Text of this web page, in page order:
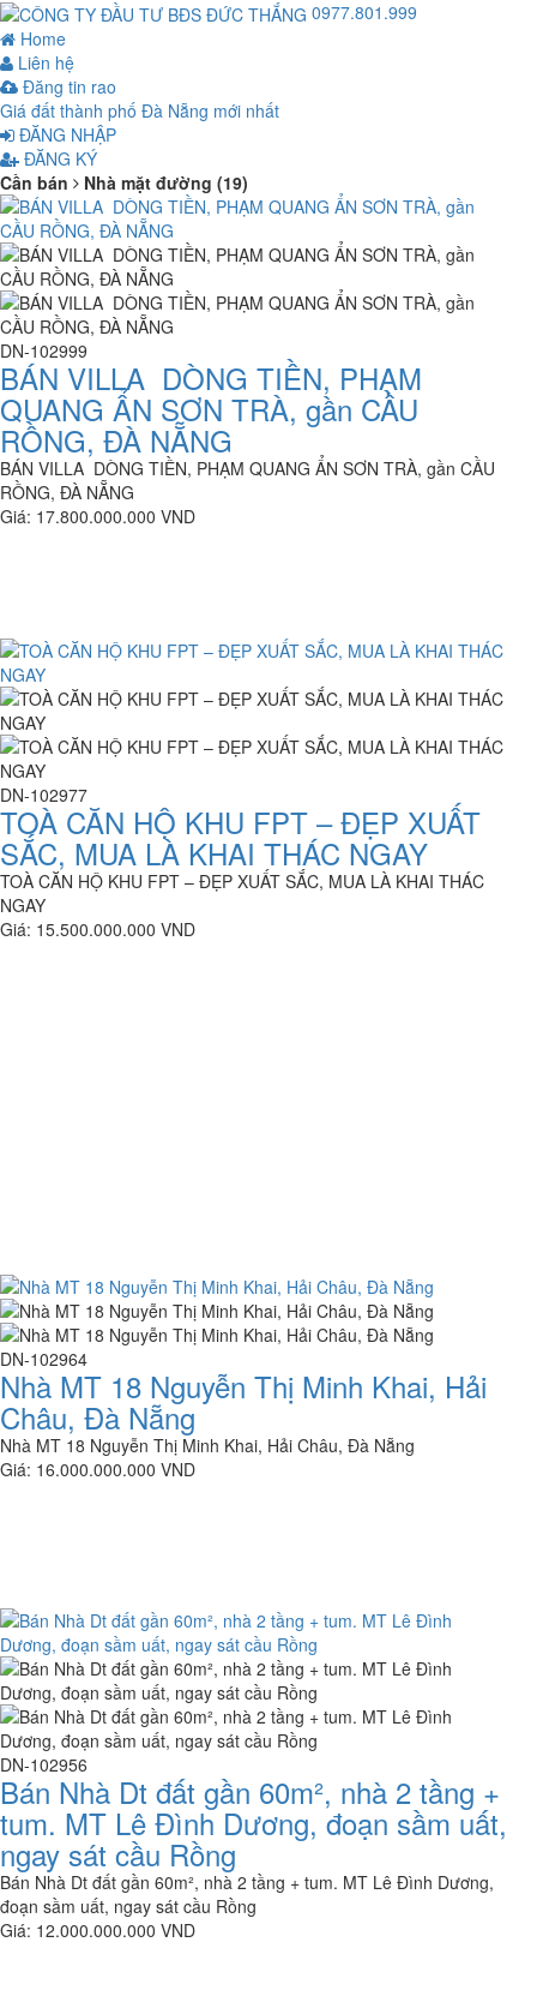
0977.801.999
Home
Liên hệ
Đăng tin rao
Giá đất thành phố Đà Nẵng mới nhất
ĐĂNG NHẬP
ĐĂNG KÝ
Cần bán
Nhà mặt đường (19)
DN-102999
BÁN VILLA DÒNG TIỀN, PHẠM
QUANG ẨN SƠN TRÀ, gần CẦU
RỒNG, ĐÀ NẴNG
BÁN VILLA DÒNG TIỀN, PHẠM QUANG ẨN SƠN TRÀ, gần CẦU
RỒNG, ĐÀ NẴNG
Giá: 17.800.000.000 VND
DN-102977
TOÀ CĂN HỘ KHU FPT – ĐẸP XUẤT
SẮC, MUA LÀ KHAI THÁC NGAY
TOÀ CĂN HỘ KHU FPT – ĐẸP XUẤT SẮC, MUA LÀ KHAI THÁC
NGAY
Giá: 15.500.000.000 VND
DN-102964
Nhà MT 18 Nguyễn Thị Minh Khai, Hải
Châu, Đà Nẵng
Nhà MT 18 Nguyễn Thị Minh Khai, Hải Châu, Đà Nẵng
Giá: 16.000.000.000 VND
DN-102956
Bán Nhà Dt đất gần 60m², nhà 2 tầng +
tum. MT Lê Đình Dương, đoạn sầm uất,
ngay sát cầu Rồng
Bán Nhà Dt đất gần 60m², nhà 2 tầng + tum. MT Lê Đình Dương,
đoạn sầm uất, ngay sát cầu Rồng
Giá: 12.000.000.000 VND